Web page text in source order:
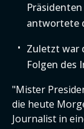
antwortete
Zuletzt war
Folgen des
"Mister
die heute
Journalist in